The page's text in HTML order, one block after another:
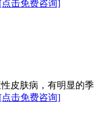
[点击免费咨询]
皮肤病，有明显的季
[点击免费咨询]